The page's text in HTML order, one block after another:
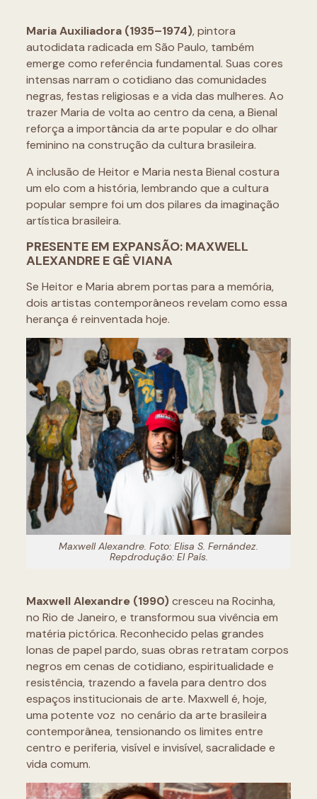
Maria Auxiliadora (1935–1974), pintora
autodidata radicada em São Paulo, também
emerge como referência fundamental. Suas cores
intensas narram o cotidiano das comunidades
negras, festas religiosas e a vida das mulheres. Ao
trazer Maria de volta ao centro da cena, a Bienal
reforça a importância da arte popular e do olhar
feminino na construção da cultura brasileira.
A inclusão de Heitor e Maria nesta Bienal costura
um elo com a história, lembrando que a cultura
popular sempre foi um dos pilares da imaginação
artística brasileira.
PRESENTE EM EXPANSÃO: MAXWELL
ALEXANDRE E GÊ VIANA
Se Heitor e Maria abrem portas para a memória,
dois artistas contemporâneos revelam como essa
herança é reinventada hoje.
Maxwell Alexandre. Foto: Elisa S. Fernández.
Repdrodução: El País.
Maxwell Alexandre (1990)cresceu na Rocinha,
no Rio de Janeiro, e transformou sua vivência em
matéria pictórica. Reconhecido pelas grandes
lonas de papel pardo, suas obras retratam corpos
negros em cenas de cotidiano, espiritualidade e
resistência, trazendo a favela para dentro dos
espaços institucionais de arte. Maxwell é, hoje,
uma potente voz no cenário da arte brasileira
contemporânea, tensionando os limites entre
centro e periferia, visível e invisível, sacralidade e
vida comum.